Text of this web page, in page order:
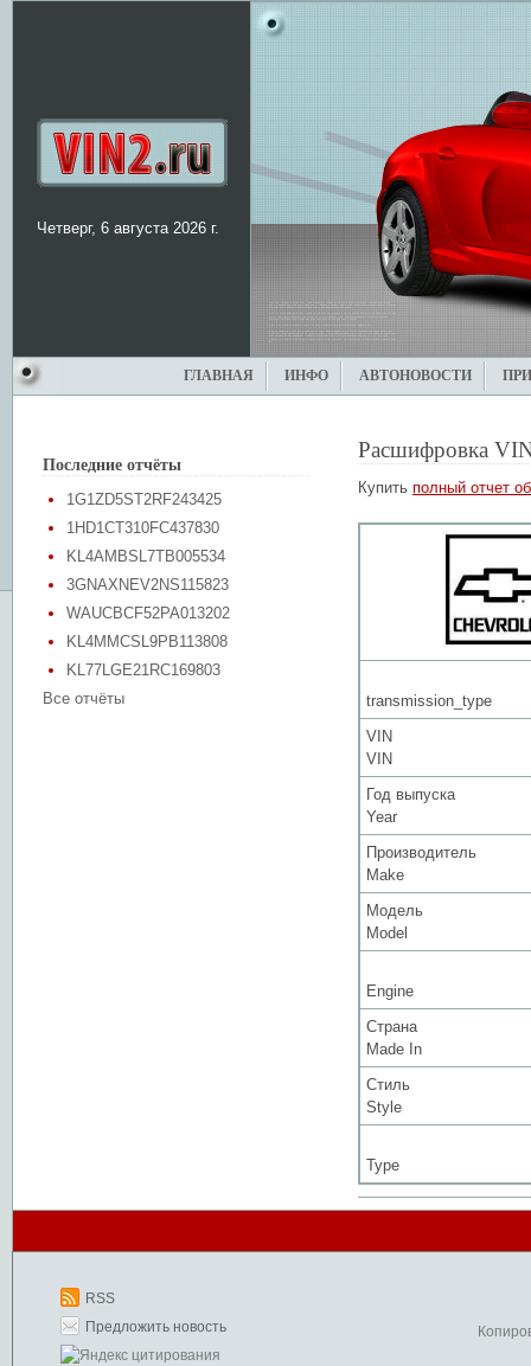
Четверг, 6 августа 2026 г.
ГЛАВНАЯ ИНФО АВТОНОВОСТИ
Последние отчёты
1G1ZD5ST2RF243425
1HD1CT310FC437830
KL4AMBSL7TB005534
3GNAXNEV2NS115823
WAUCBCF52PA013202
KL4MMCSL9PB113808
KL77LGE21RC169803
Все отчёты
Расшифровка
Купить полный отчет
transmission_type
VIN
VIN
Год выпуска
Year
Производитель
Make
Модель
Model
Engine
Страна
Made In
Стиль
Style
Type
RSS
Предложить новость